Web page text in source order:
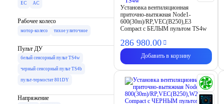
EC AC
Рабочее колесо
мотор-колесо тихое улиточное
Пульт ДУ
белый сенсорный пульт TS4w
черный сенсорный пульт TS4b
пульт-термостат 801DY
Напряжение
Установка вентиляционная
приточно-вытяжная Node1-
600(30m)/RP,VEC(B250),E3
Compact с БЕЛЫМ пультом TS4w
286 980.00
Добавить в корзину